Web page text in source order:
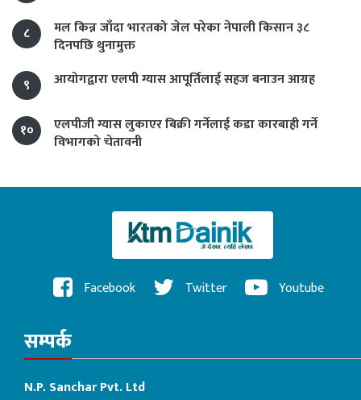
८
मल किन्न जाँदा भारतको जेल परेका नेपाली किसान ३८
दिनपछि थुनामुक्त
९
आयोगद्वारा एलपी ग्यास आपूर्तिलाई सहज बनाउन आग्रह
१०
एलपीजी ग्यास लुकाएर बिक्री गर्नेलाई कडा कारबाही गर्ने
विभागको चेतावनी
Facebook Twitter Youtube
सम्पर्क
N.P. Sanchar Pvt. Ltd